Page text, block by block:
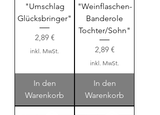
"Umschlag
Glücksbringer"
Preis
2,89 €
inkl. MwSt.
In den
Warenkorb
"Weinflaschen-
Banderole
Tochter/Sohn"
Preis
2,89 €
inkl. MwSt.
In den
Warenkorb